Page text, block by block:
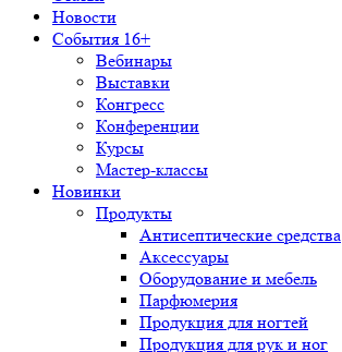
Новости
События 16+
Вебинары
Выставки
Конгресс
Конференции
Курсы
Мастер-классы
Новинки
Продукты
Антисептические средства
Аксессуары
Оборудование и мебель
Парфюмерия
Продукция для ногтей
Продукция для рук и ног